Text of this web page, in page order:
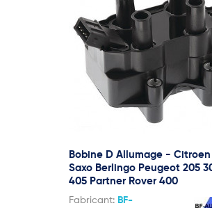
Bobine D Allumage - Citroen
Saxo Berlingo Peugeot 205
405 Partner Rover 400
Fabricant: BF-